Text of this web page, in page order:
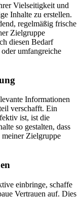
Vielseitigkeit und
Inhalte zu erstellen.
regelmäßig frische
Zielgruppe
diesen Bedarf
umfangreiche
Informationen
verschafft. Ein
ist, ist die
so gestalten, dass
meiner Zielgruppe
einbringe, schaffe
Vertrauen auf. Dies